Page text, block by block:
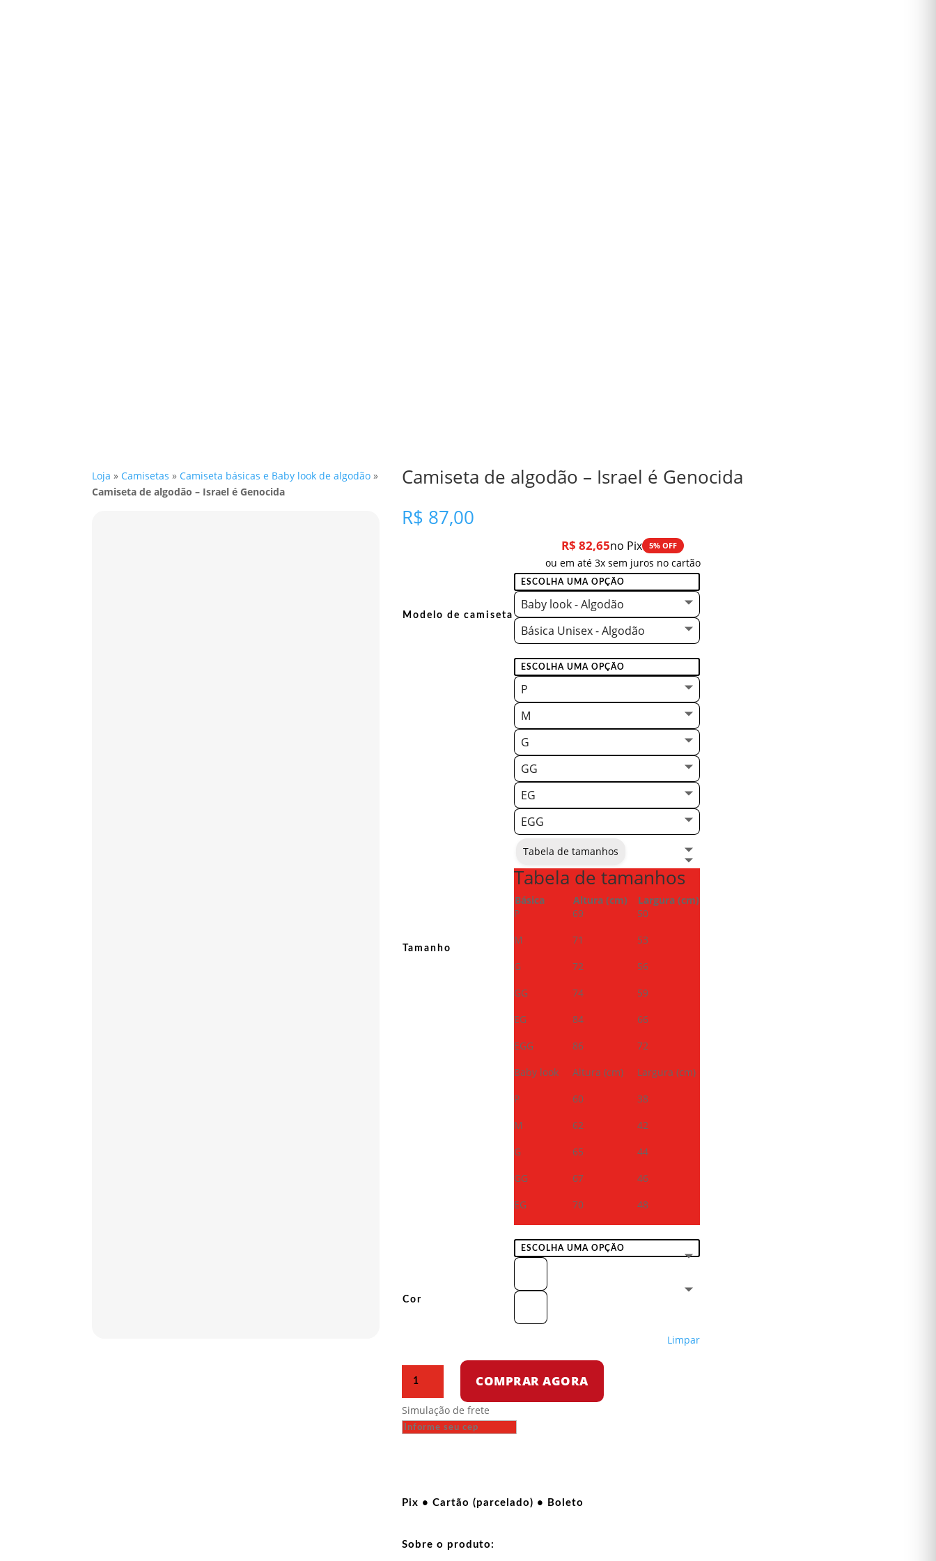
Loja » Camisetas » Camiseta básicas e Baby look de algodão »
Camiseta de algodão – Israel é Genocida
Camiseta de algodão – Israel é Genocida
R$ 87,00
R$ 82,65no Pix 5% OFF
ou em até 3x sem juros no cartão
Modelo de camiseta
Baby look - Algodão
Básica Unisex - Algodão
Tamanho
P
M
G
GG
EG
EGG
Tabela de tamanhos
Tabela de tamanhos
Básica Altura (cm)
Largura (cm)
P
69
50
M
71
53
G
72
56
GG
74
59
EG
84
66
EGG
86
72
Baby look
Altura (cm)
Largura (cm)
P
60
38
M
62
42
G
65
44
GG
67
46
EG
70 48
Cor
Limpar
algodão
-
Israel
COMPRAR AGORA
Simulação de frete
Pix • Cartão (parcelado) • Boleto
Sobre o produto: